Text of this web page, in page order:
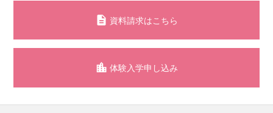
資料請求はこちら
体験入学申し込み